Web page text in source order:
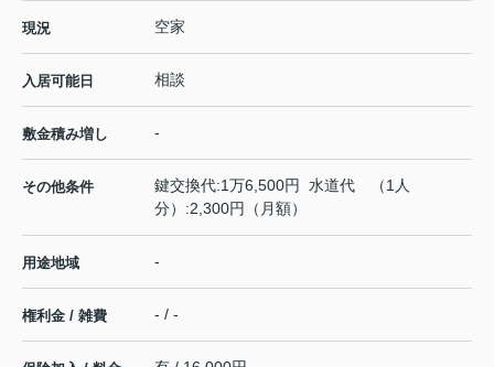
現況 空家
入居可能日 相談
敷金積み増し -
その他条件
鍵交換代:1万6,500円 水道代 （1人
分）:2,300円（月額）
用途地域 -
権利金 / 雑費 - / -